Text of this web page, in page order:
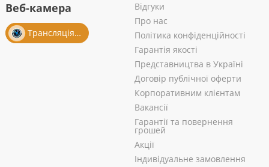
Веб-камера
Трансляція із салону
Відгуки
Про нас
Політика конфіденційності
Гарантія якості
Представництва в Україні
Договір публічної оферти
Корпоративним клієнтам
Вакансії
Гарантії та повернення
грошей
Акції
Індивідуальне замовлення